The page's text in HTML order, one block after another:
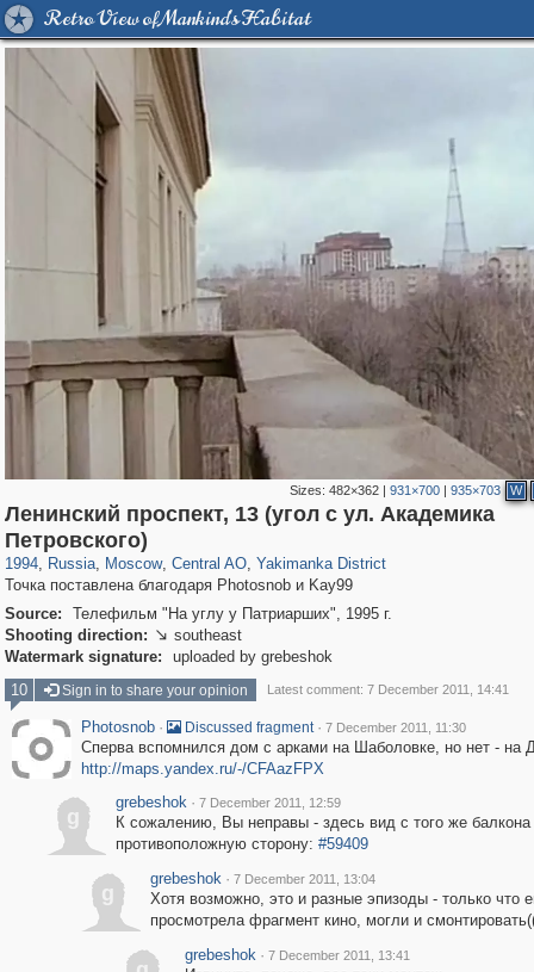
Retro View of Mankind's Habitat
Sizes: 482×362| 931×700| 935×703 W
Ленинский проспект, 13 (угол с ул. Академика
Петровского)
1994, Russia
1,406,849
, Moscow
319,861 8,286
, Central AO
160,009
, Yakimanka District
Точка поставлена благодаря Photosnob и Kay99
Source:
Телефильм "На углу у Патриарших", 1995 г.
Shooting direction:  southeast
Watermark signature:
uploaded by grebeshok
10
Sign in to share your opinion Latest comment: 7 December 2011, 14:41
Photosnob · Discussed fragment · 7 December 2011, 11:30
Сперва вспомнился дом с арками на Шаболовке, но нет - на
http://maps.yandex.ru/-/CFAazFPX
g
grebeshok · 7 December 2011, 12:59
К сожалению, Вы неправы - здесь вид с того же балкона
противоположную сторону: #59409
g
grebeshok · 7 December 2011, 13:04
Хотя возможно, это и разные эпизоды - только что
просмотрела фрагмент кино, могли и
grebeshok · 7 December 2011, 13:41